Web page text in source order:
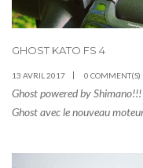
GHOST KATO FS 4
13 AVRIL 2017 0 COMMENT(S)
Ghost powered by
Ghost avec le nouveau